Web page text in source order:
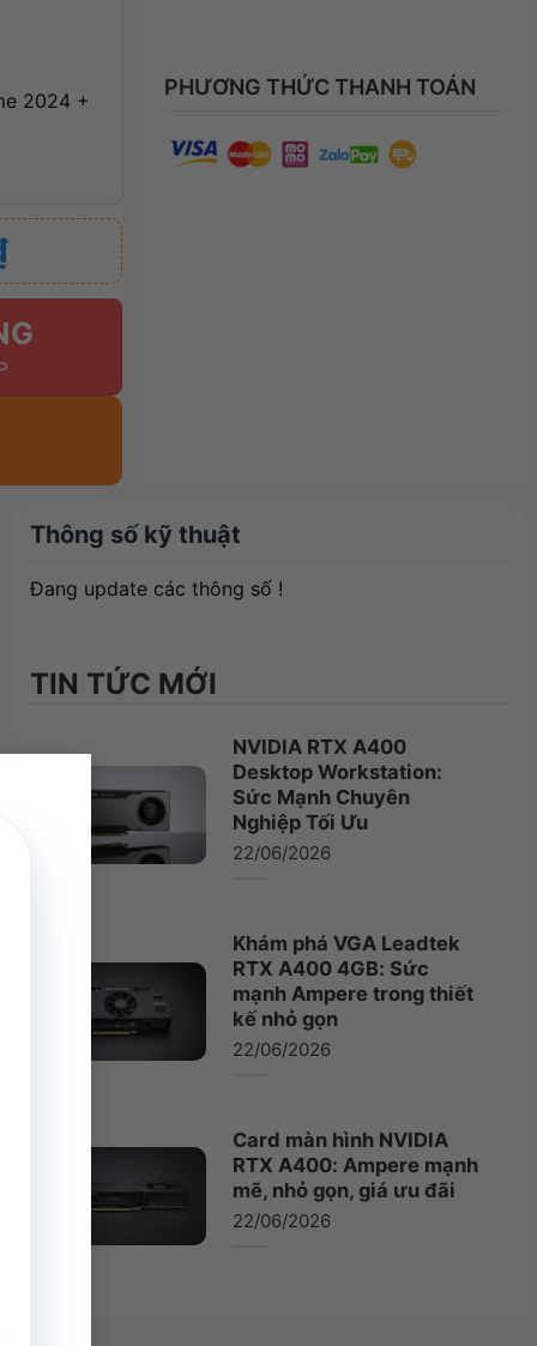
2024 +
PHƯƠNG THỨC THANH TOÁN
Thông số kỹ thuật
Đang update các thông số !
TIN TỨC MỚI
NVIDIA RTX A400
Desktop Workstation:
Sức Mạnh Chuyên
Nghiệp Tối Ưu
22/06/2026
Khám phá VGA Leadtek
RTX A400 4GB: Sức
mạnh Ampere trong thiết
kế nhỏ gọn
22/06/2026
Card màn hình NVIDIA
RTX A400: Ampere mạnh
mẽ, nhỏ gọn, giá ưu đãi
22/06/2026